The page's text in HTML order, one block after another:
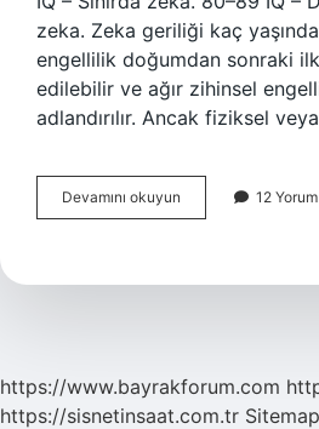
zeka. Zeka geriliği kaç
engellilik doğumdan sonraki
edilebilir ve ağır zihinsel
adlandırılır. Ancak fiziksel
Devamını okuyun
Zeka
Nelerdir
12 Yorum
https://www.bayrakforum.com
https://sisnetinsaat.com.tr Sitemap